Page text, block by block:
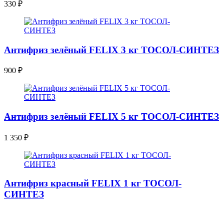
330 ₽
Антифриз зелёный FELIX 3 кг ТОСОЛ-СИНТЕЗ
900 ₽
Антифриз зелёный FELIX 5 кг ТОСОЛ-СИНТЕЗ
1 350 ₽
Антифриз красный FELIX 1 кг ТОСОЛ-
СИНТЕЗ